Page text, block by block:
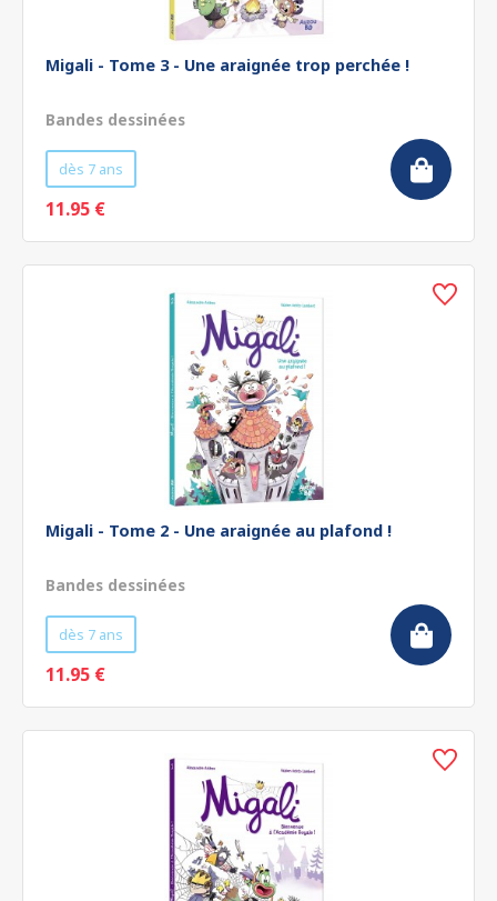
Migali - Tome 3 - Une araignée trop perchée !
Bandes dessinées
dès 7 ans
11.95 €
Migali - Tome 2 - Une araignée au plafond !
Bandes dessinées
dès 7 ans
11.95 €